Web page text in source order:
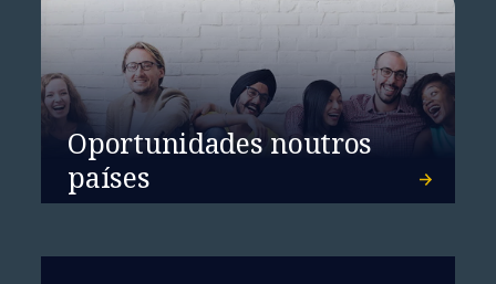
Da AMLA ao goAML: uma nova
era no combate ao
branqueamento de capitais
Oportunidades noutros
países